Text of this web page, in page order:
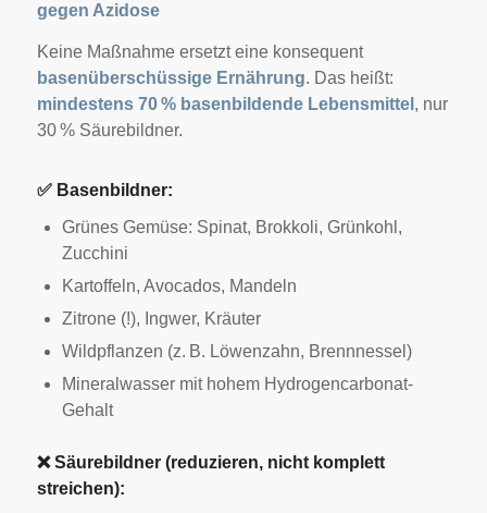
gegen Azidose
Keine Maßnahme ersetzt eine konsequent
basenüberschüssige Ernährung. Das heißt:
mindestens 70 % basenbildende Lebensmittel , nur
30 % Säurebildner.
✅Basenbildner:
Grünes Gemüse: Spinat, Brokkoli, Grünkohl,
Zucchini
Kartoffeln, Avocados, Mandeln
Zitrone (!), Ingwer, Kräuter
Wildpflanzen (z. B. Löwenzahn, Brennnessel)
Mineralwasser mit hohem Hydrogencarbonat-
Gehalt
❌Säurebildner (reduzieren, nicht komplett
streichen):